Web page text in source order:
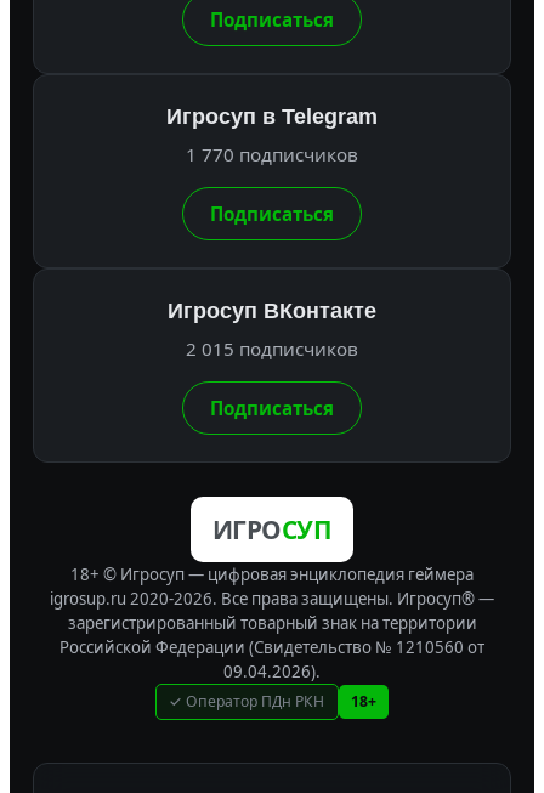
Подписаться
Игросуп в Telegram
1 770 подписчиков
Подписаться
Игросуп ВКонтакте
2 015 подписчиков
Подписаться
ИГРОСУП
18+ © Игросуп — цифровая энциклопедия геймера
igrosup.ru 2020-2026. Все права защищены. Игросуп® —
зарегистрированный товарный знак на территории
Российской Федерации (Свидетельство № 1210560 от
09.04.2026).
✓ Оператор ПДн РКН 18+